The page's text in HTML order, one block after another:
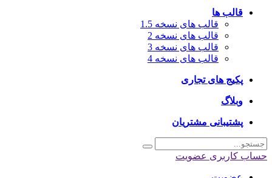
قالب ها
قالب های نسخه 1.5
قالب های نسخه 2
قالب های نسخه 3
قالب های نسخه 4
پکیج های تجاری
وبلاگ
پشتیبانی مشتریان
حساب کاربری عضویت